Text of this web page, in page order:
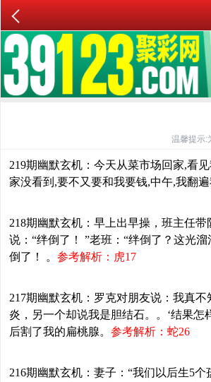
温馨提示:
219期幽默玄机：今天从菜市场回家,看
家没看到,要不又要和我要钱,中午,我翻
218期幽默玄机：早上出早操，班主任
说：“绊倒了！ ”老班：“绊倒了？这
倒了！ 。 参考解析：虎17
217期幽默玄机：罗克对朋友说：我真
炎，另一个却说我是胆结石。。‘结果
后割了我的扁桃腺。 参考解析：蛇26
216期幽默玄机：妻子：“我们以后生5个